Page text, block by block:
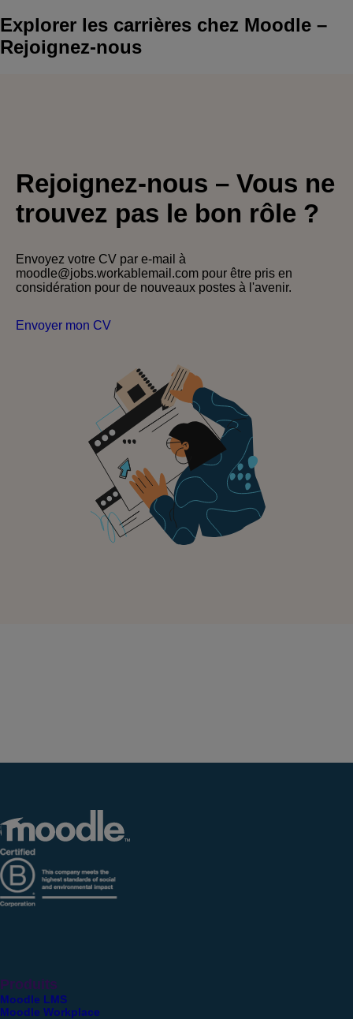
Explorer les carrières chez Moodle –
Rejoignez-nous
Rejoignez-nous – Vous ne
trouvez pas le bon rôle ?
Envoyez votre CV par e-mail à
moodle@jobs.workablemail.com pour être pris en
considération pour de nouveaux postes à l'avenir.
Envoyer mon CV
Produits
Moodle LMS
Moodle Workplace